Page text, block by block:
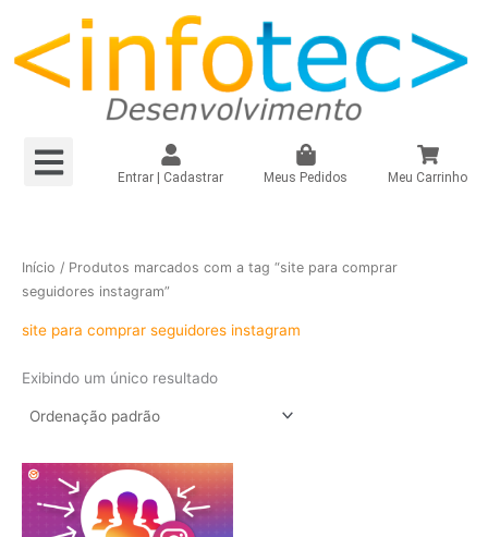
conteúdo
Menu
Entrar | Cadastrar Meus Pedidos Meu Carrinho
Início / Produtos marcados com a tag “site para comprar
seguidores instagram”
site para comprar seguidores instagram
Exibindo um único resultado